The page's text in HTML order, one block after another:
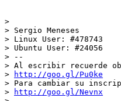
>
> Sergio Meneses
> Linux User: #478743
> Ubuntu User: #24056
> --
> Al escribir recuerde
>
http://goo.gl/Pu0ke
> Para cambiar su
>
http://goo.gl/Nevnx